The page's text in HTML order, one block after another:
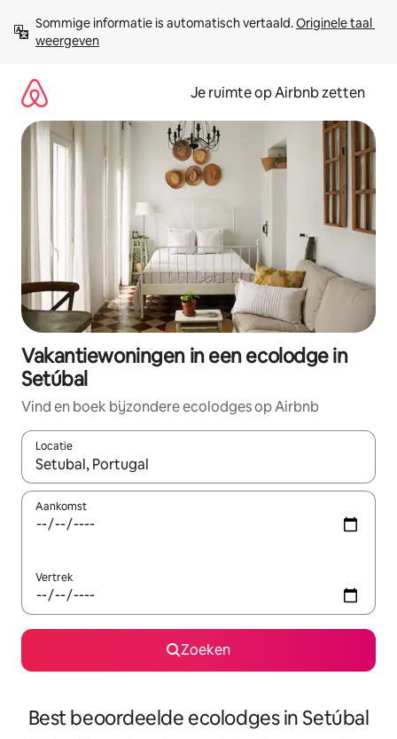
direct
naar
Sommige informatie is automatisch vertaald. Originele taal
weergeven
Je ruimte op Airbnb zetten
Vakantiewoningen in een ecolodge in
Setúbal
Vind en boek bijzondere ecolodges op Airbnb
Locatie
Wanneer er suggesties beschikbaar zijn, maak je een keuze
Aankomst
Vertrek
Zoeken
Best beoordeelde ecolodges in Setúbal